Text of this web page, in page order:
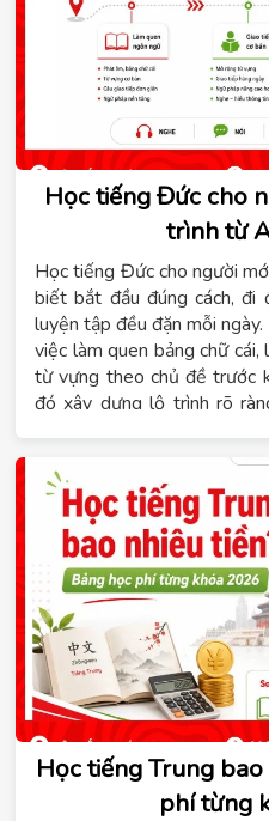
Học tiếng Đức cho
trình từ
Học tiếng Đức cho người
biết bắt đầu đúng cách,
luyện tập đều đặn mỗi
việc làm quen bảng chữ
từ vựng theo chủ đề trước
đó xây dựng lộ trình rõ
giúp bạn giải đáp tiếng
bao lâu và cách lựa chọn
thời, Hệ thống giáo dục
nghiệm thực tế giúp bạn
những bước đầu tiên.
Học tiếng Trung
phí từng